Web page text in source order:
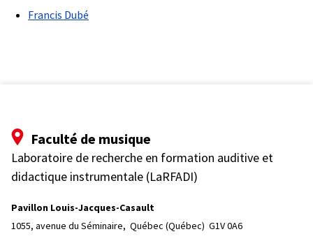
Francis Dubé
Faculté de musique
Laboratoire de recherche en formation auditive et
didactique instrumentale (LaRFADI)
Pavillon Louis-Jacques-Casault
1055, avenue du Séminaire, Québec (Québec)  G1V 0A6